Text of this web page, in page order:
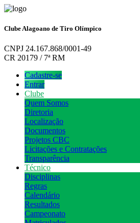
Clube Alagoano de Tiro Olímpico
CNPJ 24.167.868/0001-49
CR 20179 / 7ª RM
Cadastre-se
Entrar
Clube
Quem Somos
Diretoria
Localização
Documentos
Projetos CBC
Licitações e Contratações
Transparência
Técnico
Disciplinas
Regras
Calendário
Resultados
Campeonato